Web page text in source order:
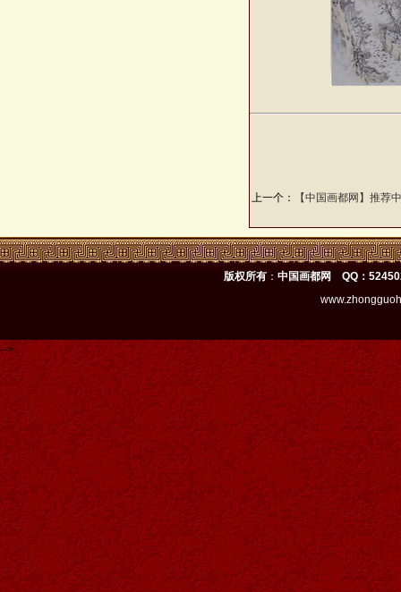
上一个： 【中国画都网】推荐
版权所有 ： 中国画都网 QQ：
-->